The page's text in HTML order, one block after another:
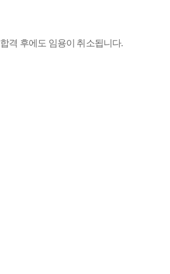
합격 후에도 임용이 취소됩니다.